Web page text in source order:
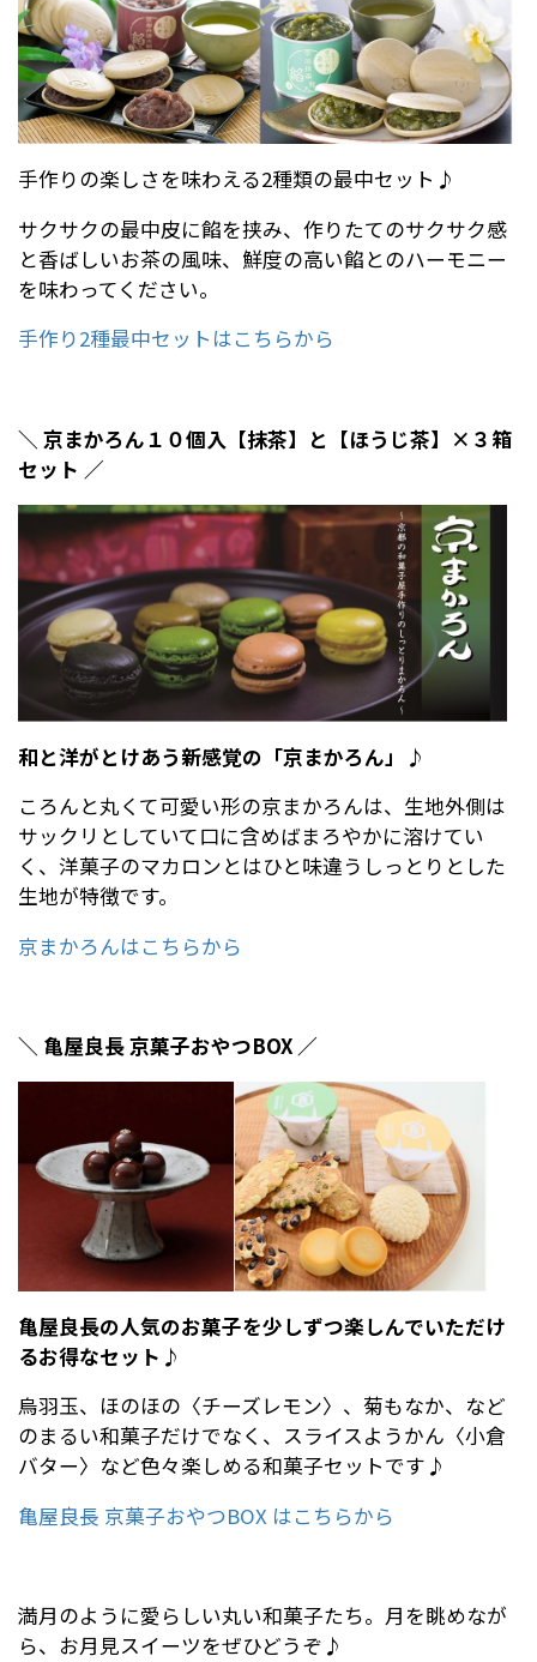
手作りの楽しさを味わえる2種類の最中セット♪
サクサクの最中皮に餡を挟み、作りたてのサクサク感
と香ばしいお茶の風味、鮮度の高い餡とのハーモニー
を味わってください。
手作り2種最中セットはこちらから
＼ 京まかろん１０個入【抹茶】と【ほうじ茶】×３箱
セット ／
和と洋がとけあう新感覚の「京まかろん」♪
ころんと丸くて可愛い形の京まかろんは、生地外側は
サックリとしていて口に含めばまろやかに溶けてい
く、洋菓子のマカロンとはひと味違うしっとりとした
生地が特徴です。
京まかろんはこちらから
＼ 亀屋良長 京菓子おやつBOX ／
亀屋良長の人気のお菓子を少しずつ楽しんでいただけ
るお得なセット♪
烏羽玉、ほのほの〈チーズレモン〉、菊もなか、など
のまるい和菓子だけでなく、スライスようかん〈小倉
バター〉など色々楽しめる和菓子セットです♪
亀屋良長 京菓子おやつBOX はこちらから
満月のように愛らしい丸い和菓子たち。月を眺めなが
ら、お月見スイーツをぜひどうぞ♪